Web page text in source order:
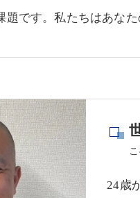
題です。私たちはあな
24歳